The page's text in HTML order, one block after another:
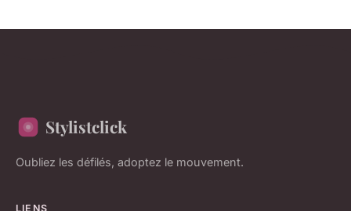
Stylistclick
Oubliez les défilés, adoptez le mouvement.
LIENS